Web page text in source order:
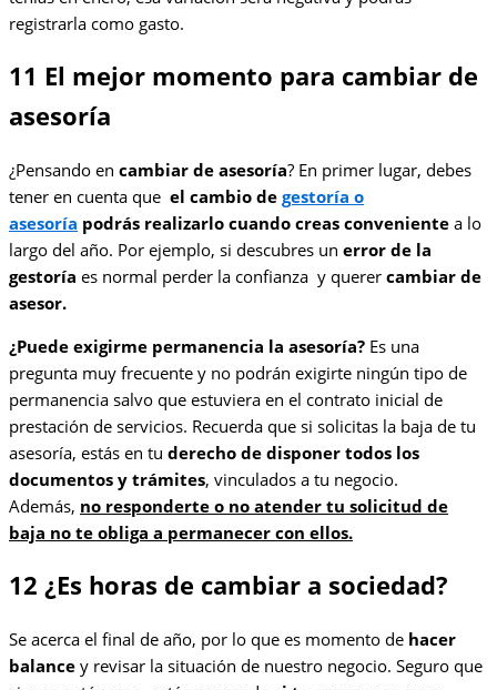
registrarla como gasto.
11 El mejor momento para cambiar de
asesoría
¿Pensando en cambiar de asesoría? En primer lugar, debes
tener en cuenta que el cambio de gestoría o
asesoría podrás realizarlo cuando creas conveniente a lo
largo del año. Por ejemplo, si descubres un error de la
gestoría es normal perder la confianza y querer cambiar de
asesor.
¿Puede exigirme permanencia la asesoría? Es una
pregunta muy frecuente y no podrán exigirte ningún tipo de
permanencia salvo que estuviera en el contrato inicial de
prestación de servicios. Recuerda que si solicitas la baja de tu
asesoría, estás en tu derecho de disponer todos los
documentos y trámites, vinculados a tu negocio.
Además, no responderte o no atender tu solicitud de
baja no te obliga a permanecer con ellos.
12 ¿Es horas de cambiar a sociedad?
Se acerca el final de año, por lo que es momento de hacer
balance y revisar la situación de nuestro negocio. Seguro que